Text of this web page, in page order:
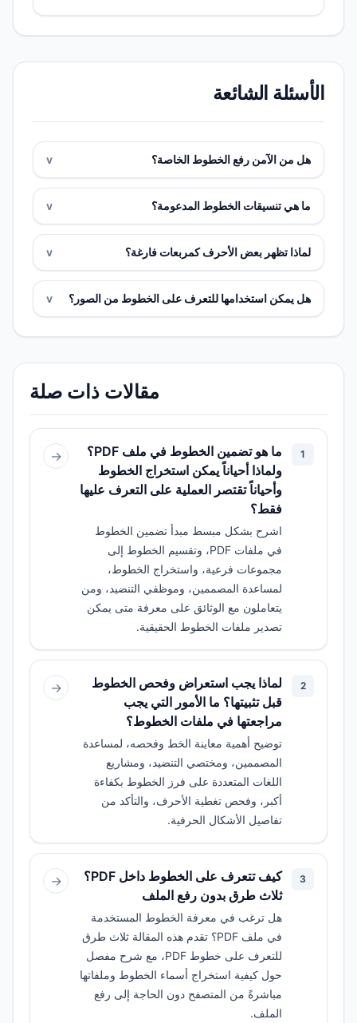
الأسئلة الشائعة
هل من الآمن رفع الخطوط الخاصة؟ v
ما هي تنسيقات الخطوط المدعومة؟ v
لماذا تظهر بعض الأحرف كمربعات فارغة؟ v
هل يمكن استخدامها للتعرف على الخطوط من الصور؟ v
مقالات ذات صلة
1
ما هو تضمين الخطوط في ملف PDF؟
ولماذا أحياناً يمكن استخراج الخطوط
وأحياناً تقتصر العملية على التعرف عليها
فقط؟
اشرح بشكل مبسط مبدأ تضمين الخطوط
في ملفات PDF، وتقسيم الخطوط إلى
مجموعات فرعية، واستخراج الخطوط،
لمساعدة المصممين، وموظفي التنضيد، ومن
يتعاملون مع الوثائق على معرفة متى يمكن
تصدير ملفات الخطوط الحقيقية.
→
2
لماذا يجب استعراض وفحص الخطوط
قبل تثبيتها؟ ما الأمور التي يجب
مراجعتها في ملفات الخطوط؟
توضيح أهمية معاينة الخط وفحصه، لمساعدة
المصممين، ومختصي التنضيد، ومشاريع
اللغات المتعددة على فرز الخطوط بكفاءة
أكبر، وفحص تغطية الأحرف، والتأكد من
تفاصيل الأشكال الحرفية.
→
3
كيف تتعرف على الخطوط داخل PDF؟
ثلاث طرق بدون رفع الملف
هل ترغب في معرفة الخطوط المستخدمة
في ملف PDF؟ تقدم هذه المقالة ثلاث طرق
للتعرف على خطوط PDF، مع شرح مفصل
حول كيفية استخراج أسماء الخطوط وملفاتها
مباشرةً من المتصفح دون الحاجة إلى رفع
الملف.
→